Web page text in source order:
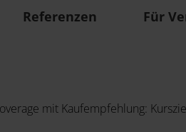
Referenzen Für
mit Kaufempfehlung: